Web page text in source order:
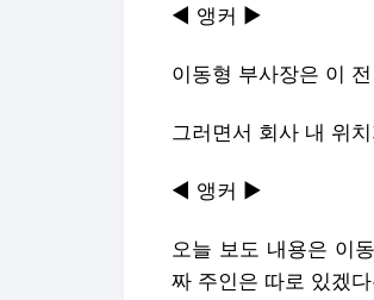
◀ 앵커 ▶
이동형 부사장은 이
그러면서 회사 내 위
◀ 앵커 ▶
오늘 보도 내용은 이
짜 주인은 따로 있겠